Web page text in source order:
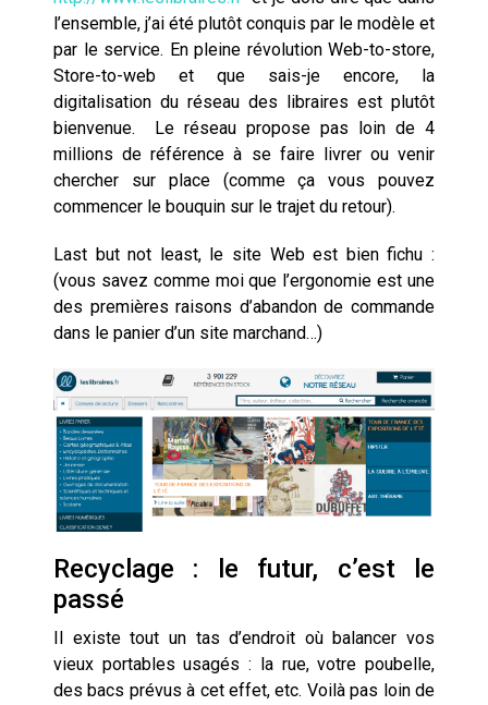
l’ensemble, j’ai été plutôt conquis par le modèle et
par le service. En pleine révolution Web-to-store,
Store-to-web et que sais-je encore, la
digitalisation du réseau des libraires est plutôt
bienvenue. Le réseau propose pas loin de 4
millions de référence à se faire livrer ou venir
chercher sur place (comme ça vous pouvez
commencer le bouquin sur le trajet du retour).
Last but not least, le site Web est bien fichu :
(vous savez comme moi que l’ergonomie est une
des premières raisons d’abandon de commande
dans le panier d’un site marchand…)
Recyclage : le futur, c’est le
passé
Il existe tout un tas d’endroit où balancer vos
vieux portables usagés : la rue, votre poubelle,
des bacs prévus à cet effet, etc. Voilà pas loin de